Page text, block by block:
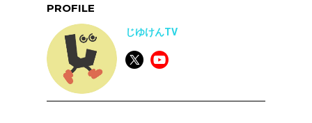
PROFILE
じゆけんTV